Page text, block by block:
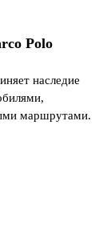
Polo
наследие
маршрутами.